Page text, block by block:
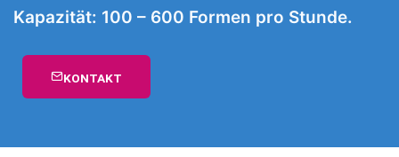
Kapazität: 100 – 600 Formen pro Stunde.
KONTAKT